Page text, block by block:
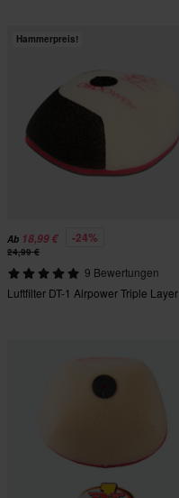
Hammerpreis!
Ab 18,99 € -24%
24,99 €
9 Bewertungen
Luftfilter DT-1 Airpower Triple Layer